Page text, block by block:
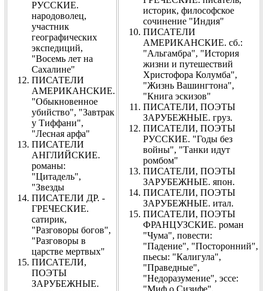
РУССКИЕ.
народоволец,
участник
географических
экспедиций,
"Восемь лет на
Сахалине"
ПИСАТЕЛИ
АМЕРИКАНСКИЕ.
"Обыкновенное
убийство", "Завтрак
у Тиффани",
"Лесная арфа"
ПИСАТЕЛИ
АНГЛИЙСКИЕ.
романы:
"Цитадель",
"Звезды
ПИСАТЕЛИ ДР. -
ГРЕЧЕСКИЕ.
сатирик,
"Разговоры богов",
"Разговоры в
царстве мертвых"
ПИСАТЕЛИ,
ПОЭТЫ
ЗАРУБЕЖНЫЕ.
историк, философское
сочинение "Индия"
ПИСАТЕЛИ
АМЕРИКАНСКИЕ. сб.:
"Альгамбра", "История
жизни и путешествий
Христофора Колумба",
"Жизнь Вашингтона",
"Книга эскизов"
ПИСАТЕЛИ, ПОЭТЫ
ЗАРУБЕЖНЫЕ. груз.
ПИСАТЕЛИ, ПОЭТЫ
РУССКИЕ. "Годы без
войны", "Танки идут
ромбом"
ПИСАТЕЛИ, ПОЭТЫ
ЗАРУБЕЖНЫЕ. япон.
ПИСАТЕЛИ, ПОЭТЫ
ЗАРУБЕЖНЫЕ. итал.
ПИСАТЕЛИ, ПОЭТЫ
ФРАНЦУЗСКИЕ. роман
"Чума", повести:
"Падение", "Посторонний",
пьесы: "Калигула",
"Праведные",
"Недоразумение", эссе:
"Миф о Сизифе",